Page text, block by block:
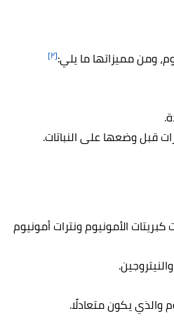
ومن مميزاتها ما يلي:[٢]
قبل وضعها على النباتات.
الأمونيوم ونترات أمونيوم
يكون متعادلًا.